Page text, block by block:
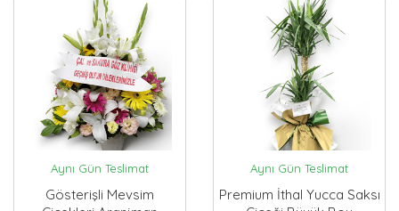
Aynı Gün Teslimat
Gösterişli Mevsim
Aynı Gün Teslimat
Premium İthal Yucca Saksı